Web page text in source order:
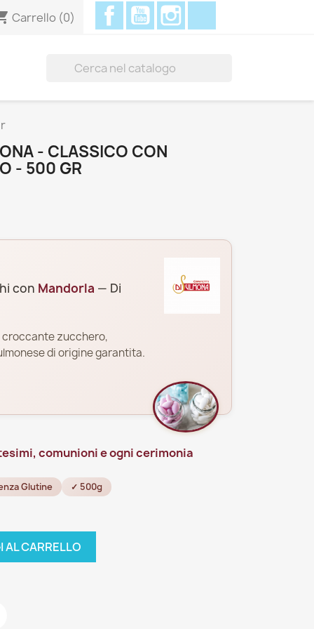
Carrello (0)
FacebookYouTube
- CLASSICO CON
- 500 GR
con Mandorla — Di
croccante zucchero,
di origine garantita.
comunioni e ogni cerimonia
Glutine ✓ 500g
AL CARRELLO